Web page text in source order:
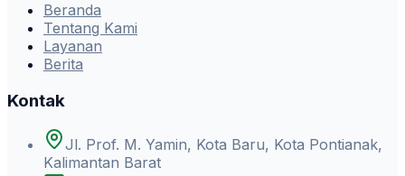
Beranda
Tentang Kami
Layanan
Berita
Kontak
Jl. Prof. M. Yamin, Kota Baru, Kota Pontianak,
Kalimantan Barat